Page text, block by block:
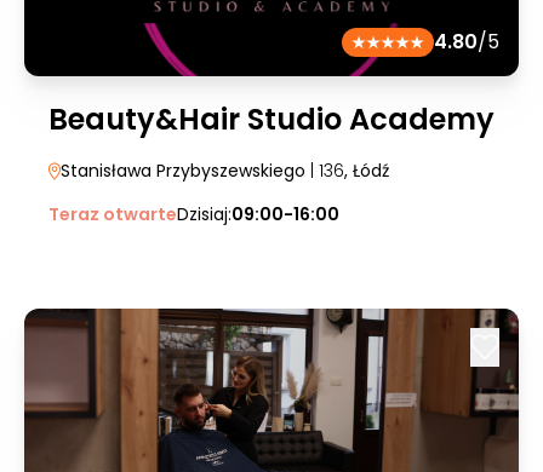
4.80/5
Beauty&Hair Studio Academy
Stanisława Przybyszewskiego | 136, Łódź
Teraz otwarteDzisiaj:09:00-16:00